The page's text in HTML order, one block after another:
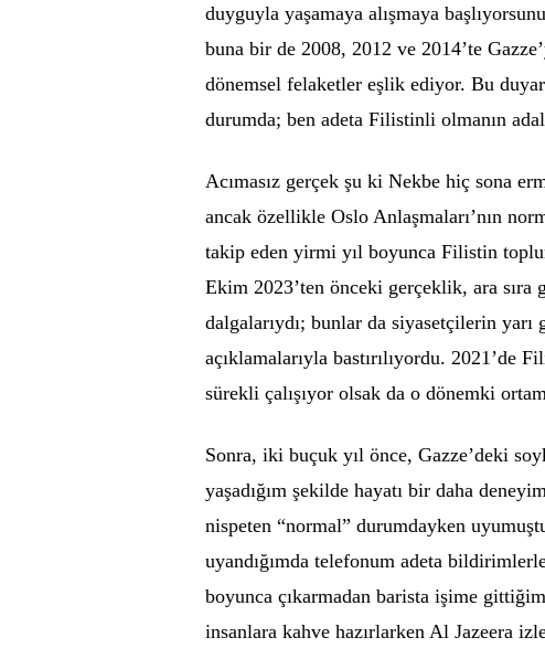
duyguyla yaşamaya alışmaya
buna bir de 2008, 2012 ve 2014’te
dönemsel felaketler eşlik ediyor. Bu
durumda; ben adeta Filistinli olmanın
Acımasız gerçek şu ki Nekbe hiç sona
ancak özellikle Oslo Anlaşmaları’nın
takip eden yirmi yıl boyunca Filistin
Ekim 2023’ten önceki gerçeklik, ara sıra
dalgalarıydı; bunlar da siyasetçilerin yarı
açıklamalarıyla bastırılıyordu. 2021’de
sürekli çalışıyor olsak da o dönemki
Sonra, iki buçuk yıl önce, Gazze’deki
yaşadığım şekilde hayatı bir daha
nispeten “normal” durumdayken
uyandığımda telefonum adeta
boyunca çıkarmadan barista işime
insanlara kahve hazırlarken Al Jazeera